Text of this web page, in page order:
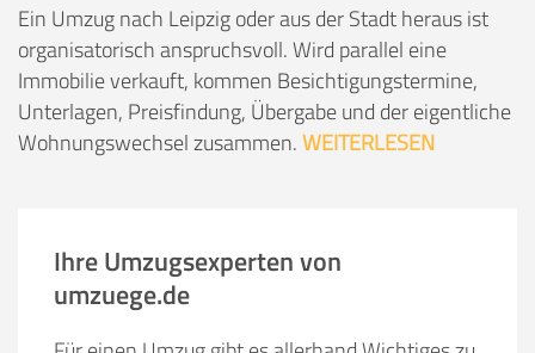
Ein Umzug nach Leipzig oder aus der Stadt heraus ist
organisatorisch anspruchsvoll. Wird parallel eine
Immobilie verkauft, kommen Besichtigungstermine,
Unterlagen, Preisfindung, Übergabe und der eigentliche
Wohnungswechsel zusammen.WEITERLESEN
Ihre Umzugsexperten von
umzuege.de